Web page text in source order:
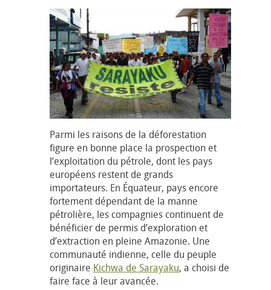
Parmi les raisons de la déforestation
figure en bonne place la prospection et
l’exploitation du pétrole, dont les pays
européens restent de grands
importateurs. En Équateur, pays encore
fortement dépendant de la manne
pétrolière, les compagnies continuent de
bénéficier de permis d’exploration et
d’extraction en pleine Amazonie. Une
communauté indienne, celle du peuple
originaire Kichwa de Sarayaku, a choisi de
faire face à leur avancée.